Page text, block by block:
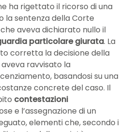
ha rigettato il ricorso di una
la sentenza della Corte
aveva dichiarato nullo il
particolare giurata. La
corretta la decisione della
ravvisato la
basandosi su una
concrete del caso. Il
contestazioni
e l’assegnazione di un
elementi che, secondo i